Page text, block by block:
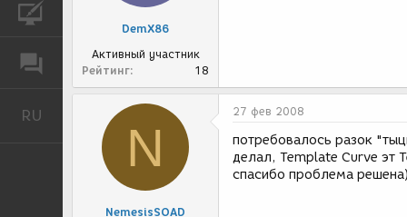
ФОРУМ
RU Русский
DemX86
Активный участник
Рейтинг
18
N
NemesisSOAD
27 фев 2008
потребовалось разок
делал, Template Curve эт
спасибо проблема решена)